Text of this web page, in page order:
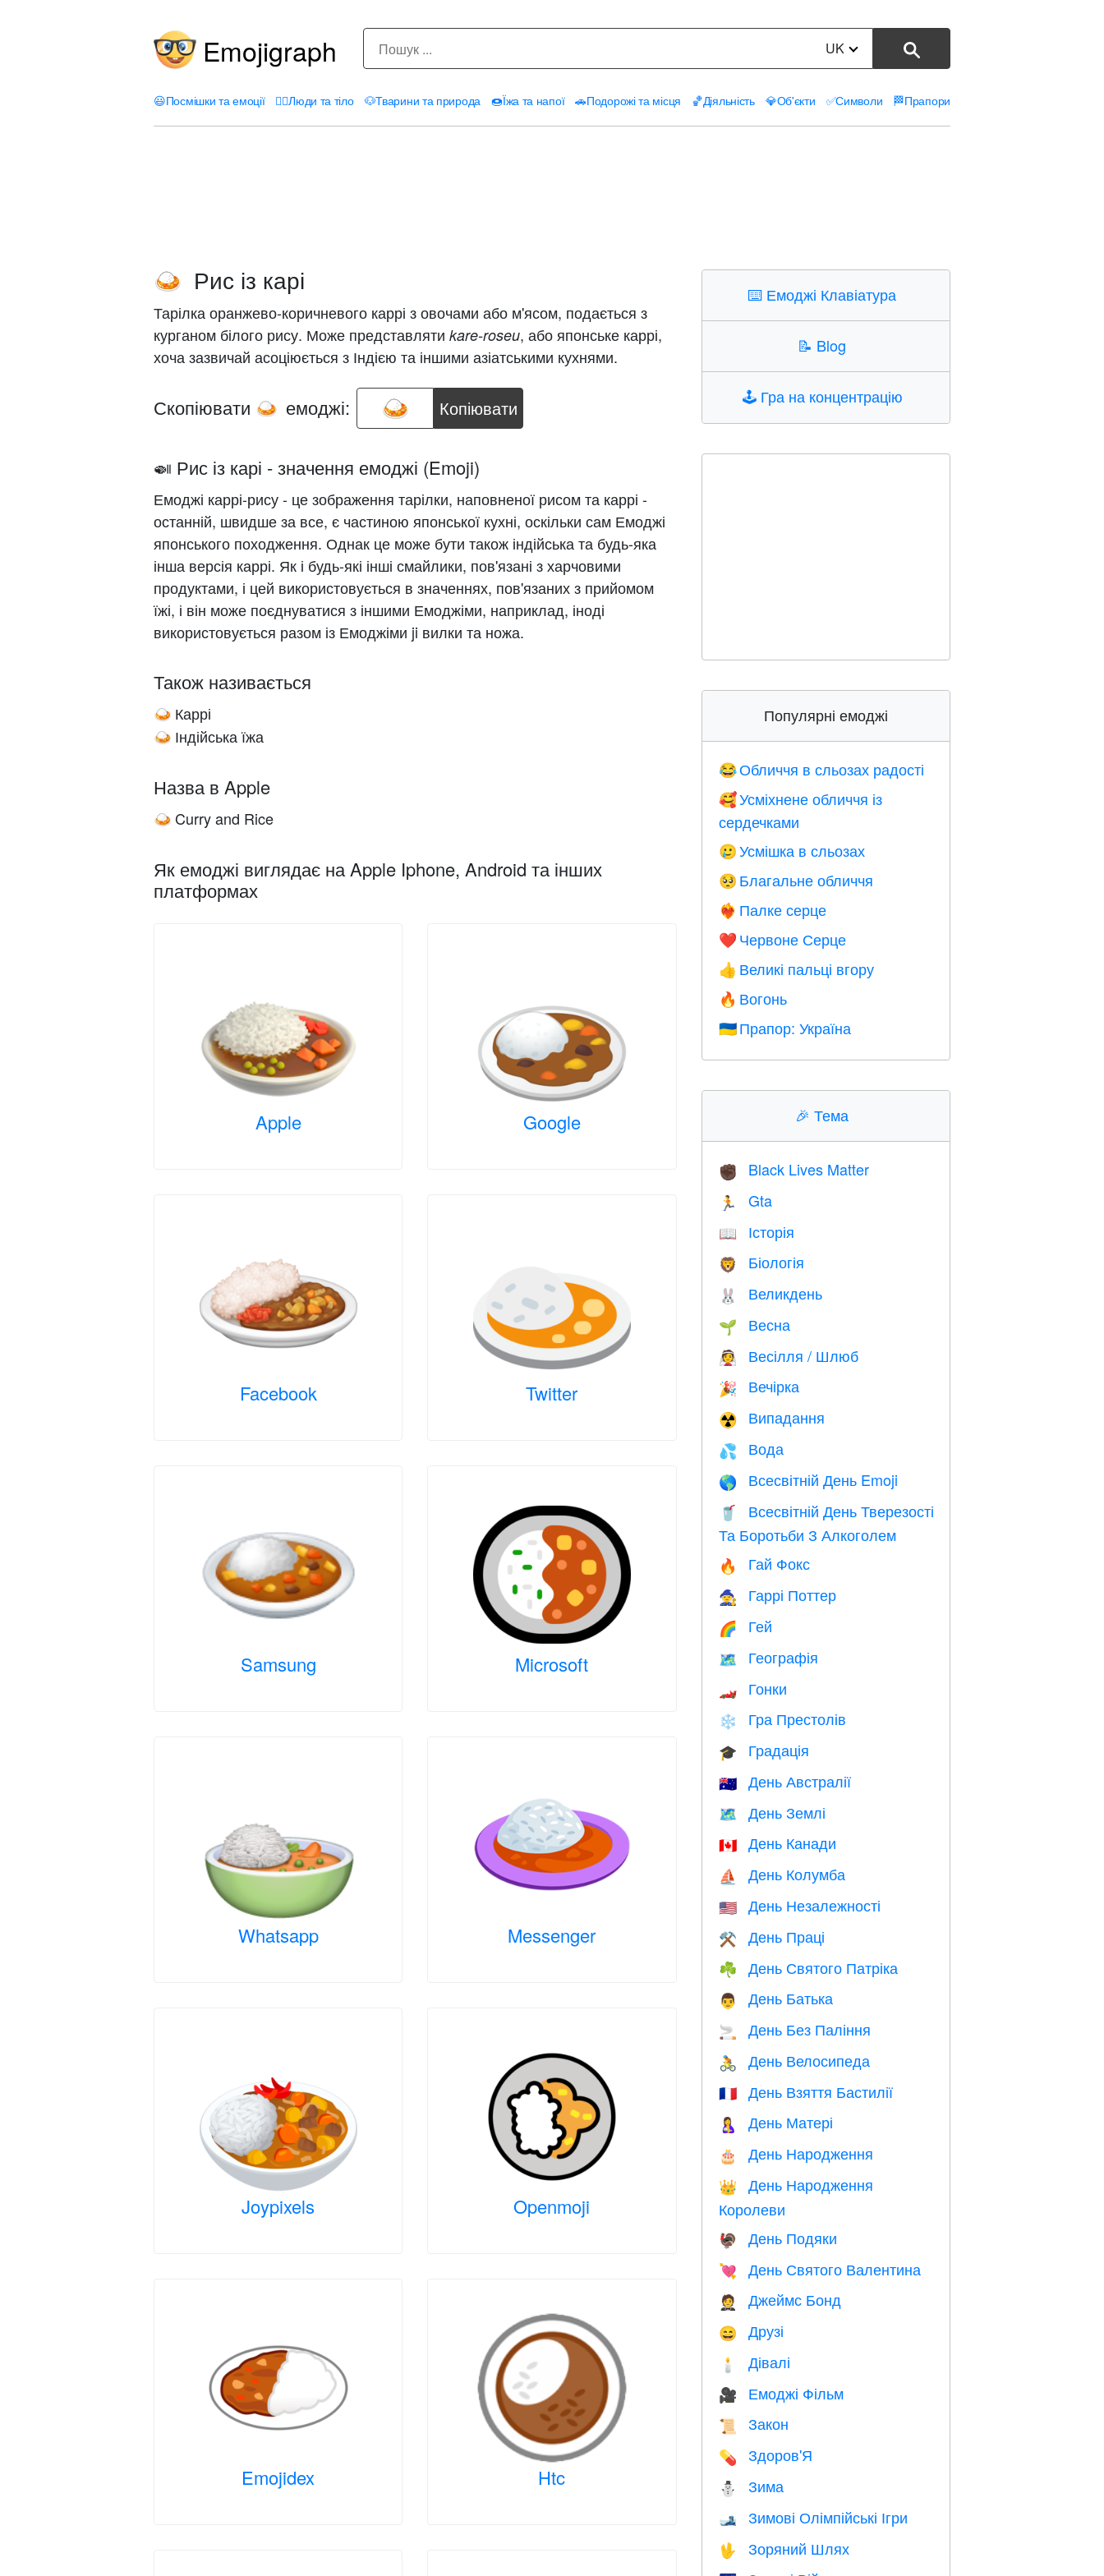
Emojigraph UK
😃Посмішки та емоції 🤦‍♀️Люди та тіло 🐶Тварини та природа 🍩Їжа та напої 🚗Подорожі та місця 🏀Діяльність 💎Об'єкти ✅Символи 🏁Прапори
🍛 Рис із карі
Тарілка оранжево-коричневого каррі з овочами або м'ясом, подається з
курганом білого рису. Може представляти kare-roseu, або японське каррі,
хоча зазвичай асоціюється з Індією та іншими азіатськими кухнями.
Скопіювати 🍛 емоджі: Копіювати
🍛 Рис із карі - значення емоджі (Emoji)
Емоджі каррі-рису - це зображення тарілки, наповненої рисом та каррі -
останній, швидше за все, є частиною японської кухні, оскільки сам Емоджі
японського походження. Однак це може бути також індійська та будь-яка
інша версія каррі. Як і будь-які інші смайлики, пов'язані з харчовими
продуктами, і цей використовується в значеннях, пов'язаних з прийомом
їжі, і він може поєднуватися з іншими Емоджіми, наприклад, іноді
використовується разом із Емоджіми ji вилки та ножа.
Також називається
🍛 Каррі
🍛 Індійська їжа
Назва в Apple
🍛 Curry and Rice
Як емоджі виглядає на Apple Iphone, Android та інших
платформах
Apple Google
Facebook Twitter
Samsung Microsoft
Whatsapp Messenger
Joypixels Openmoji
Emojidex Htc
⌨️ Емоджі Клавіатура
📝 Blog
🕹️ Гра на концентрацію
Популярні емоджі
😂Обличчя в сльозах радості
🥰Усміхнене обличчя із
сердечками
🥲 Усмішка в сльозах
🥺 Благальне обличчя
❤️‍🔥 Палке серце
❤️ Червоне Серце
👍 Великі пальці вгору
🔥 Вогонь
🇺🇦 Прапор: Україна
🎉Тема
✊🏿 Black Lives Matter
🏃 Gta
📖 Історія
🦁 Біологія
🐰 Великдень
🌱 Весна
👰 Весілля / Шлюб
🎉 Вечірка
☢️ Випадання
💦 Вода
🌎 Всесвітній День Emoji
🥤
Всесвітній День Тверезості
Та Боротьби З Алкоголем
🔥 Гай Фокс
🧙 Гаррі Поттер
🌈 Гей
🗺 Географія
🏎 Гонки
❄️ Гра Престолів
🎓 Градація
🇦🇺 День Австралії
🗺️ День Землі
🇨🇦 День Канади
⛵️ День Колумба
🇺🇸 День Незалежності
⚒️ День Праці
☘️ День Святого Патріка
👨 День Батька
🚬 День Без Паління
🚴 День Велосипеда
🇫🇷 День Взяття Бастилії
🤱 День Матері
🎂 День Народження
👑
День Народження
Королеви
🦃 День Подяки
💘 День Святого Валентина
🤵 Джеймс Бонд
😄 Друзі
🕯 Дівалі
🎥 Емоджі Фільм
📜 Закон
💊 Здоров'Я
⛄ Зима
🎿 Зимові Олімпійські Ігри
🖖 Зоряний Шлях